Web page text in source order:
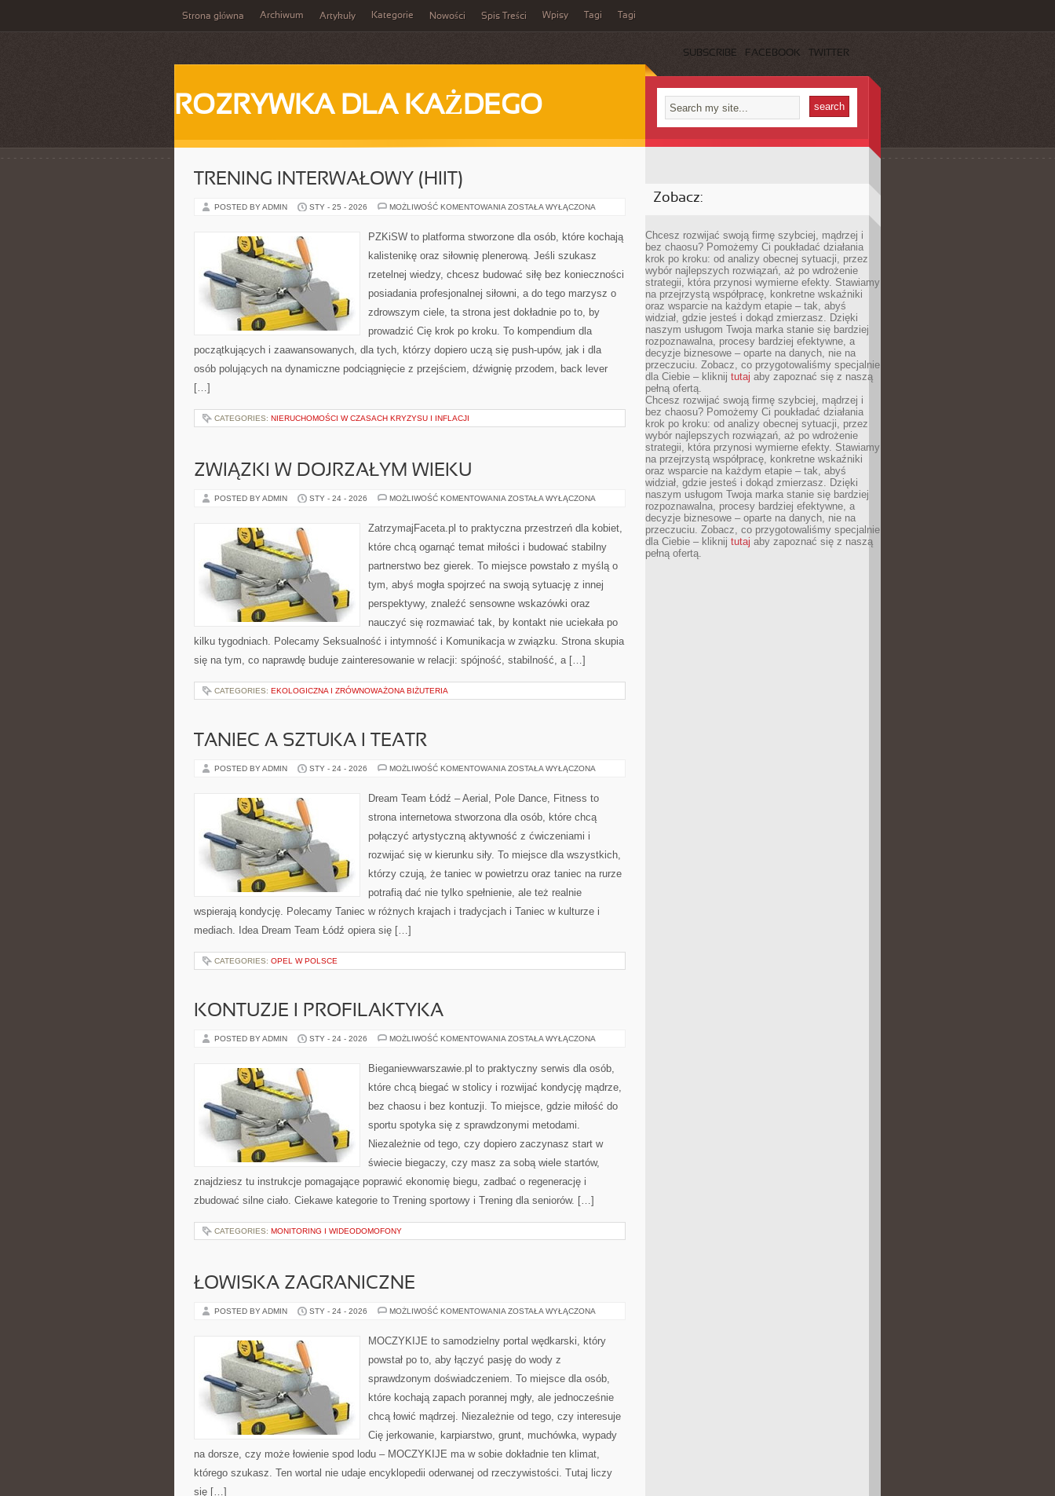
Strona główna Archiwum Artykuły Kategorie Nowości Spis Treści Wpisy Tagi Tagi
SUBSCRIBE FACEBOOK TWITTER
ROZRYWKA DLA KAŻDEGO
TRENING INTERWAŁOWY (HIIT)
POSTED BY ADMIN STY - 25 - 2026 MOŻLIWOŚĆ KOMENTOWANIA TRENING
ZOSTAŁA WYŁĄCZONA
PZKiSW to platforma stworzone dla osób, które kochają
kalistenikę oraz siłownię plenerową. Jeśli szukasz
rzetelnej wiedzy, chcesz budować siłę bez konieczności
posiadania profesjonalnej siłowni, a do tego marzysz o
zdrowszym ciele, ta strona jest dokładnie po to, by
prowadzić Cię krok po kroku. To kompendium dla
początkujących i zaawansowanych, dla tych, którzy dopiero uczą się push-upów, jak i dla
osób polujących na dynamiczne podciągnięcie z przejściem, dźwignię przodem, back lever
[…]
CATEGORIES: NIERUCHOMOŚCI W CZASACH KRYZYSU I INFLACJI
ZWIĄZKI W DOJRZAŁYM WIEKU
POSTED BY ADMIN STY - 24 - 2026 MOŻLIWOŚĆ KOMENTOWANIA ZWIĄZKI
ZOSTAŁA WYŁĄCZONA
ZatrzymajFaceta.pl to praktyczna przestrzeń dla kobiet,
które chcą ogarnąć temat miłości i budować stabilny
partnerstwo bez gierek. To miejsce powstało z myślą o
tym, abyś mogła spojrzeć na swoją sytuację z innej
perspektywy, znaleźć sensowne wskazówki oraz
nauczyć się rozmawiać tak, by kontakt nie uciekała po
kilku tygodniach. Polecamy Seksualność i intymność i Komunikacja w związku. Strona skupia
się na tym, co naprawdę buduje zainteresowanie w relacji: spójność, stabilność, a […]
CATEGORIES: EKOLOGICZNA I ZRÓWNOWAŻONA BIŻUTERIA
TANIEC A SZTUKA I TEATR
POSTED BY ADMIN STY - 24 - 2026 MOŻLIWOŚĆ KOMENTOWANIA TANIEC
I
TEATR
ZOSTAŁA WYŁĄCZONA
Dream Team Łódź – Aerial, Pole Dance, Fitness to
strona internetowa stworzona dla osób, które chcą
połączyć artystyczną aktywność z ćwiczeniami i
rozwijać się w kierunku siły. To miejsce dla wszystkich,
którzy czują, że taniec w powietrzu oraz taniec na rurze
potrafią dać nie tylko spełnienie, ale też realnie
wspierają kondycję. Polecamy Taniec w różnych krajach i tradycjach i Taniec w kulturze i
mediach. Idea Dream Team Łódź opiera się […]
CATEGORIES: OPEL W POLSCE
KONTUZJE I PROFILAKTYKA
POSTED BY ADMIN STY - 24 - 2026 MOŻLIWOŚĆ KOMENTOWANIA KONTUZJE
ZOSTAŁA WYŁĄCZONA
Bieganiewwarszawie.pl to praktyczny serwis dla osób,
które chcą biegać w stolicy i rozwijać kondycję mądrze,
bez chaosu i bez kontuzji. To miejsce, gdzie miłość do
sportu spotyka się z sprawdzonymi metodami.
Niezależnie od tego, czy dopiero zaczynasz start w
świecie biegaczy, czy masz za sobą wiele startów,
znajdziesz tu instrukcje pomagające poprawić ekonomię biegu, zadbać o regenerację i
zbudować silne ciało. Ciekawe kategorie to Trening sportowy i Trening dla seniorów. […]
CATEGORIES: MONITORING I WIDEODOMOFONY
ŁOWISKA ZAGRANICZNE
POSTED BY ADMIN STY - 24 - 2026 MOŻLIWOŚĆ KOMENTOWANIA ŁOWISKA
ZOSTAŁA WYŁĄCZONA
MOCZYKIJE to samodzielny portal wędkarski, który
powstał po to, aby łączyć pasję do wody z
sprawdzonym doświadczeniem. To miejsce dla osób,
które kochają zapach porannej mgły, ale jednocześnie
chcą łowić mądrzej. Niezależnie od tego, czy interesuje
Cię jerkowanie, karpiarstwo, grunt, muchówka, wypady
na dorsze, czy może łowienie spod lodu – MOCZYKIJE ma w sobie dokładnie ten klimat,
którego szukasz. Ten wortal nie udaje encyklopedii oderwanej od rzeczywistości. Tutaj liczy
się […]
Zobacz:
Chcesz rozwijać swoją firmę szybciej, mądrzej i
bez chaosu? Pomożemy Ci poukładać działania
krok po kroku: od analizy obecnej sytuacji, przez
wybór najlepszych rozwiązań, aż po wdrożenie
strategii, która przynosi wymierne efekty. Stawiamy
na przejrzystą współpracę, konkretne wskaźniki
oraz wsparcie na każdym etapie – tak, abyś
widział, gdzie jesteś i dokąd zmierzasz. Dzięki
naszym usługom Twoja marka stanie się bardziej
rozpoznawalna, procesy bardziej efektywne, a
decyzje biznesowe – oparte na danych, nie na
przeczuciu. Zobacz, co przygotowaliśmy specjalnie
dla Ciebie – kliknij tutaj aby zapoznać się z naszą
pełną ofertą.
Chcesz rozwijać swoją firmę szybciej, mądrzej i
bez chaosu? Pomożemy Ci poukładać działania
krok po kroku: od analizy obecnej sytuacji, przez
wybór najlepszych rozwiązań, aż po wdrożenie
strategii, która przynosi wymierne efekty. Stawiamy
na przejrzystą współpracę, konkretne wskaźniki
oraz wsparcie na każdym etapie – tak, abyś
widział, gdzie jesteś i dokąd zmierzasz. Dzięki
naszym usługom Twoja marka stanie się bardziej
rozpoznawalna, procesy bardziej efektywne, a
decyzje biznesowe – oparte na danych, nie na
przeczuciu. Zobacz, co przygotowaliśmy specjalnie
dla Ciebie – kliknij tutaj aby zapoznać się z naszą
pełną ofertą.